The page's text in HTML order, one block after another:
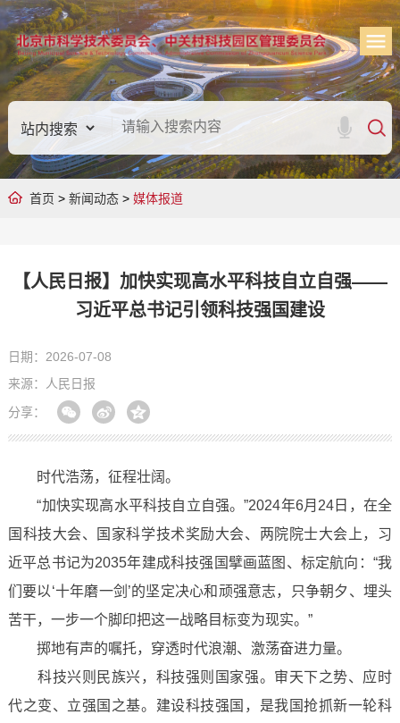
首页 > 新闻动态> 媒体报道
【人民日报】加快实现高水平科技自立自强——
习近平总书记引领科技强国建设
日期：2026-07-08
来源：人民日报
分享：
时代浩荡，征程壮阔。
“加快实现高水平科技自立自强。”2024年6月24日，在全
国科技大会、国家科学技术奖励大会、两院院士大会上，习
近平总书记为2035年建成科技强国擘画蓝图、标定航向：“我
们要以‘十年磨一剑’的坚定决心和顽强意志，只争朝夕、埋头
苦干，一步一个脚印把这一战略目标变为现实。”
掷地有声的嘱托，穿透时代浪潮、激荡奋进力量。
科技兴则民族兴，科技强则国家强。审天下之势、应时
代之变、立强国之基。建设科技强国，是我国抢抓新一轮科